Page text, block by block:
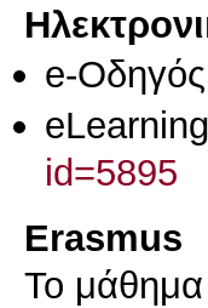
e-
id=5895
Erasmus
Το μάθημα